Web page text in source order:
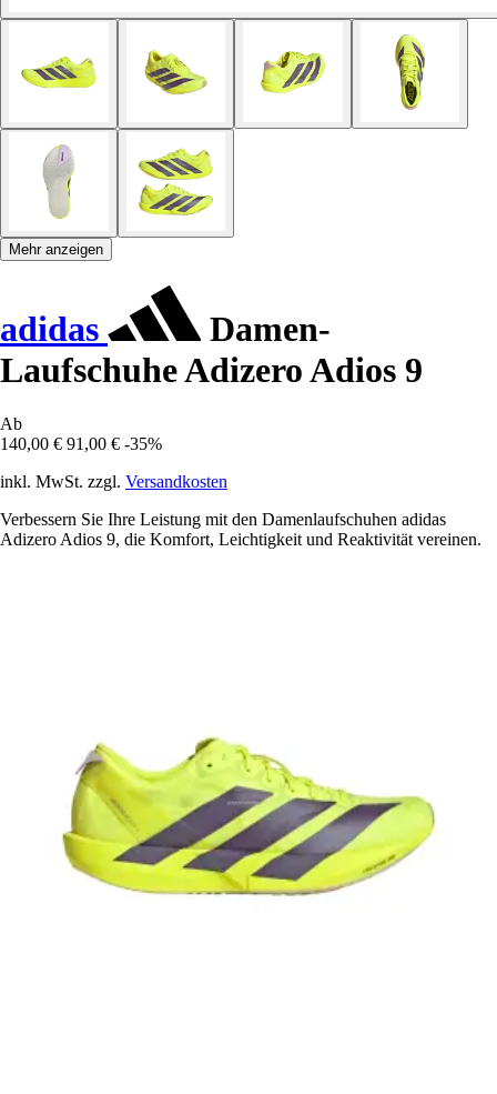
Mehr anzeigen
adidas
Damen-
Laufschuhe Adizero Adios 9
Ab
140,00 € 91,00 € -35%
inkl. MwSt. zzgl. Versandkosten
Verbessern Sie Ihre Leistung mit den Damenlaufschuhen adidas
Adizero Adios 9, die Komfort, Leichtigkeit und Reaktivität vereinen.